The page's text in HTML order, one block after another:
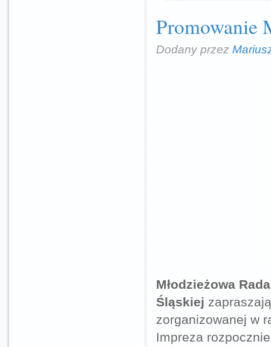
Promowanie
Dodany przez
Młodzieżowa
Śląskiej
zorganizowanej w
Impreza